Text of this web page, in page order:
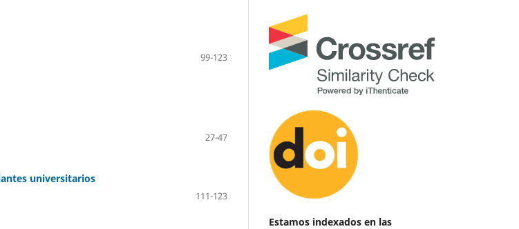
99-123
27-47
universitarios
111-123
Estamos indexados en las